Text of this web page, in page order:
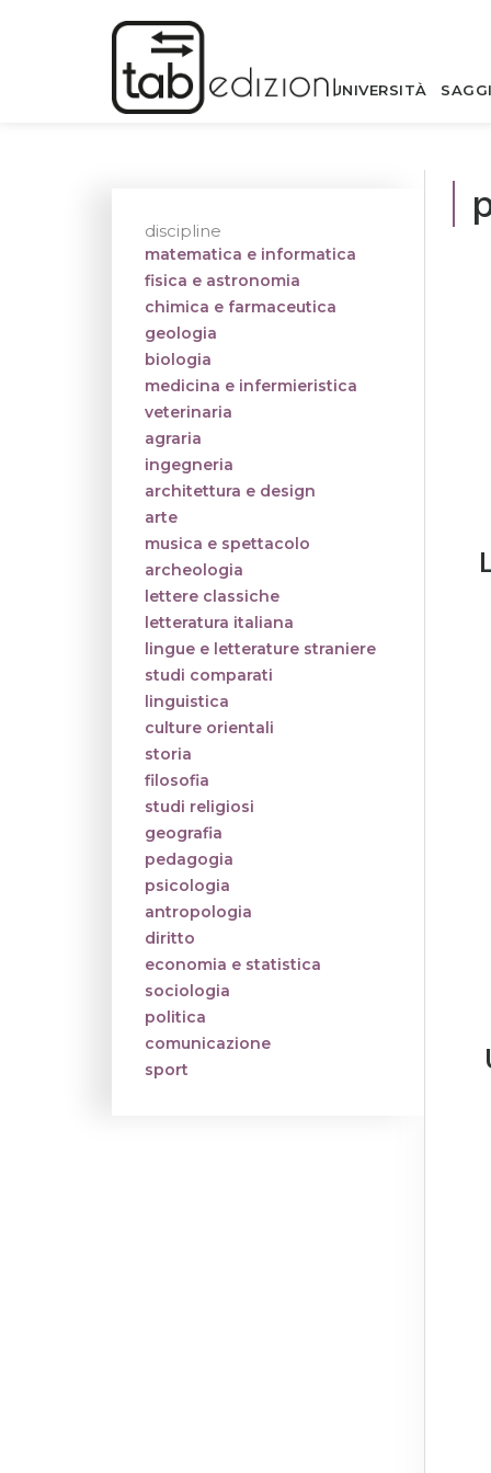
UNIVERSITÀ
discipline
matematica e informatica
fisica e astronomia
chimica e farmaceutica
geologia
biologia
medicina e infermieristica
veterinaria
agraria
ingegneria
architettura e design
arte
musica e spettacolo
archeologia
lettere classiche
letteratura italiana
lingue e letterature straniere
studi comparati
linguistica
culture orientali
storia
filosofia
studi religiosi
geografia
pedagogia
psicologia
antropologia
diritto
economia e statistica
sociologia
politica
comunicazione
sport